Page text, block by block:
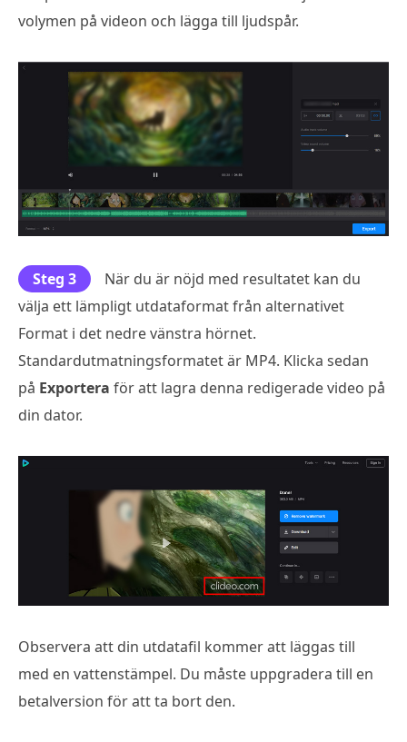
volymen på videon och lägga till ljudspår.
Steg 3
När du är nöjd med resultatet kan du
välja ett lämpligt utdataformat från alternativet
Format i det nedre vänstra hörnet.
Standardutmatningsformatet är MP4. Klicka sedan
på Exportera för att lagra denna redigerade video på
din dator.
Observera att din utdatafil kommer att läggas till
med en vattenstämpel. Du måste uppgradera till en
betalversion för att ta bort den.